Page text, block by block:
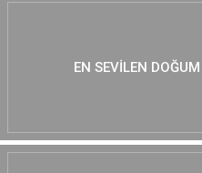
EN SEVILEN